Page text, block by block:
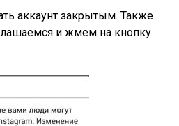
аккаунт закрытым. Также
и жмем на кнопку